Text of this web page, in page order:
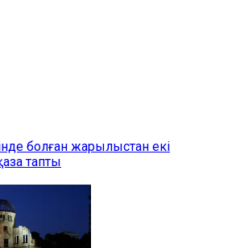
болған жарылыстан екі
тапты